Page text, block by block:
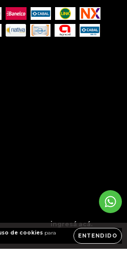
de cookies para
ENTENDIDO
Hombre - 2026. Todos los derechos
Para reclamos ingresá acá. /